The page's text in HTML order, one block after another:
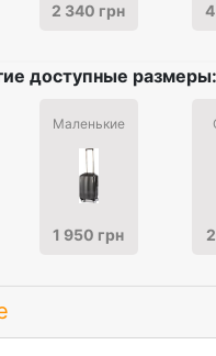
2 340 грн
доступные размеры:
Маленькие
1 950 грн